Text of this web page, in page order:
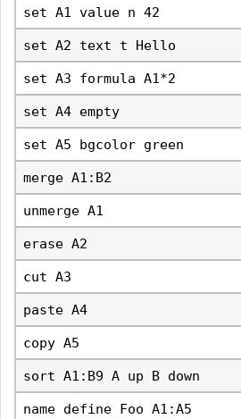
set A1 value n 42
set A2 text t Hello
set A3 formula A1*2
set A4 empty
set A5 bgcolor green
merge A1:B2
unmerge A1
erase A2
cut A3
paste A4
copy A5
sort A1:B9 A up B down
name define Foo A1:A5